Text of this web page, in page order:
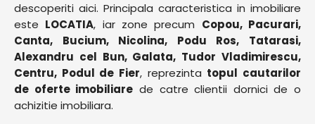
descoperiti aici. Principala caracteristica in imobiliare
este LOCATIA, iar zone precum Copou, Pacurari,
Canta, Bucium, Nicolina, Podu Ros, Tatarasi,
Alexandru cel Bun, Galata, Tudor Vladimirescu,
Centru, Podul de Fier, reprezinta topul cautarilor
de oferte imobiliare de catre clientii dornici de o
achizitie imobiliara.